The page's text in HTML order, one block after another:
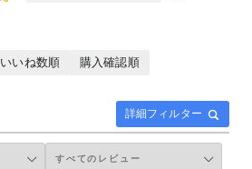
詳細フィルター
いいね数順
購入確認順